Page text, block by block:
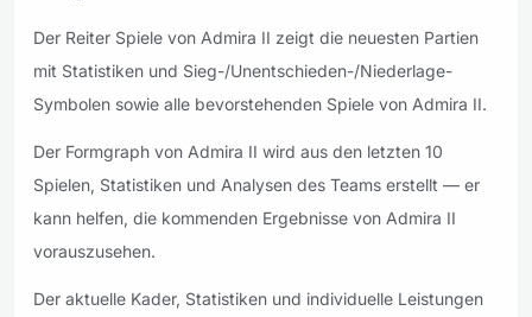
Der Reiter Spiele von Admira II zeigt die neuesten Partien
mit Statistiken und Sieg-/Unentschieden-/Niederlage-
Symbolen sowie alle bevorstehenden Spiele von Admira II.
Der Formgraph von Admira II wird aus den letzten 10
Spielen, Statistiken und Analysen des Teams erstellt — er
kann helfen, die kommenden Ergebnisse von Admira II
vorauszusehen.
Der aktuelle Kader, Statistiken und individuelle Leistungen